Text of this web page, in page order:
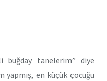
buğday tanelerim” diye
yapmış, en küçük çocuğu